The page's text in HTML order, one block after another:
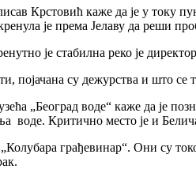
Крстовић каже да је у току
је према Јелаву да реши
је стабилна реко је
појачана су дежурства и што се
„Београд воде“ каже да је
воде. Критично место је и
грађевинар“. Они су